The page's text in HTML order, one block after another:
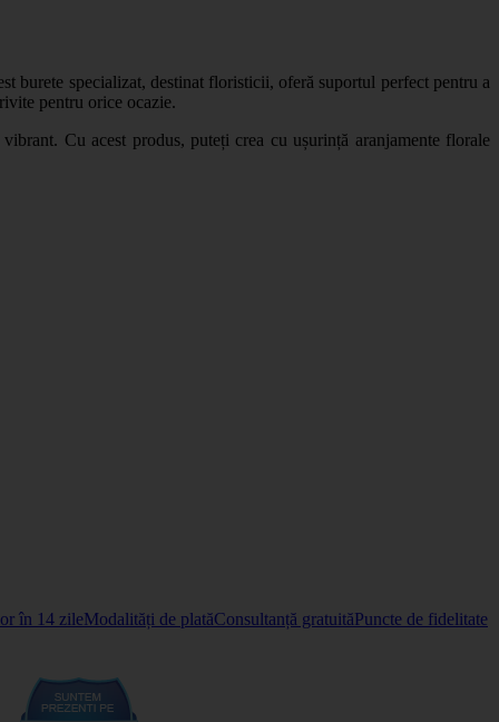
burete specializat, destinat floristicii, oferă suportul perfect pentru a
pentru orice ocazie.
Cu acest produs, puteți crea cu ușurință aranjamente florale
în 14 zileModalități de platăConsultanță gratuităPuncte de fidelitate